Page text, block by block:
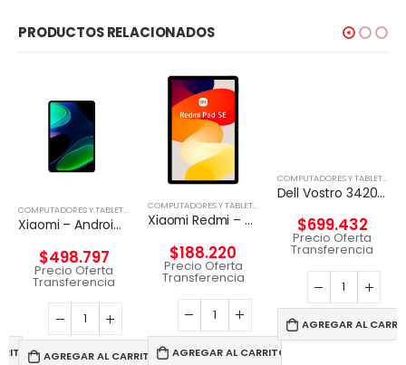
PRODUCTOS RELACIONADOS
NOTEBOOK COMPUTADORES Y TABLETS TABLETA
Xiaomi – Android – Snapdragon 680 – 6GB RAM 128GB ROM
$498.797
Precio Oferta
Transferencia
AGREGAR AL CARRITO
COMPUTADORES Y TABLETS,
Xiaomi Redmi – Pad SE – Android 12 – Helio G99
$188.220
Precio Oferta
Transferencia
AGREGAR AL CARRITO
COMPUTADORES Y TABLETS,
Dell Vostro 3420 – Notebook – 14″ – 1366 x 768 LED – Intel Core I5-1135G7
$699.432
Precio Oferta
Transferencia
AGREGAR AL